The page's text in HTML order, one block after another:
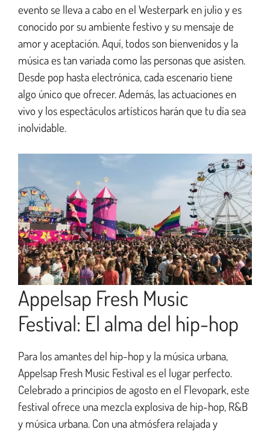
evento se lleva a cabo en el Westerpark en julio y es
conocido por su ambiente festivo y su mensaje de
amor y aceptación. Aquí, todos son bienvenidos y la
música es tan variada como las personas que asisten.
Desde pop hasta electrónica, cada escenario tiene
algo único que ofrecer. Además, las actuaciones en
vivo y los espectáculos artísticos harán que tu día sea
inolvidable.
Appelsap Fresh Music
Festival: El alma del hip-hop
Para los amantes del hip-hop y la música urbana,
Appelsap Fresh Music Festival es el lugar perfecto.
Celebrado a principios de agosto en el Flevopark, este
festival ofrece una mezcla explosiva de hip-hop, R&B
y música urbana. Con una atmósfera relajada y